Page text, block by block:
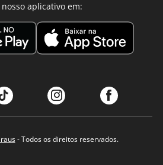
nosso aplicativo em:
- Todos os direitos reservados.